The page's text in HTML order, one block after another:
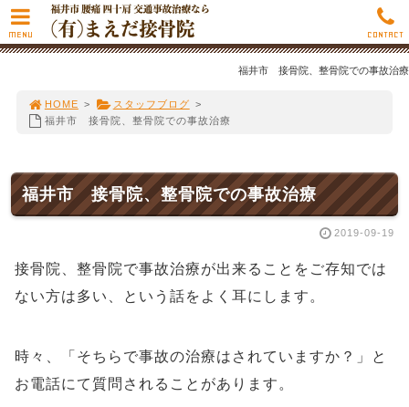
福井市 接骨院、整骨院での事故治療
HOME > スタッフブログ >
福井市 接骨院、整骨院での事故治療
福井市 接骨院、整骨院での事故治療
2019-09-19
接骨院、整骨院で事故治療が出来ることをご存知では
ない方は多い、という話をよく耳にします。
時々、「そちらで事故の治療はされていますか？」と
お電話にて質問されることがあります。
MENU CONTACT